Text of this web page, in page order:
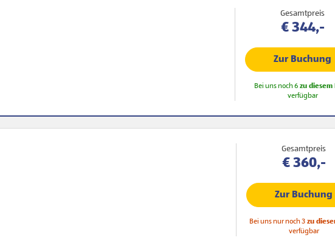
Gesamtpreis
€ 344,-
Zur Buchung
Bei uns noch 6 zu diesem
verfügbar
Gesamtpreis
€ 360,-
Zur Buchung
Bei uns nur noch 3 zu
verfügbar